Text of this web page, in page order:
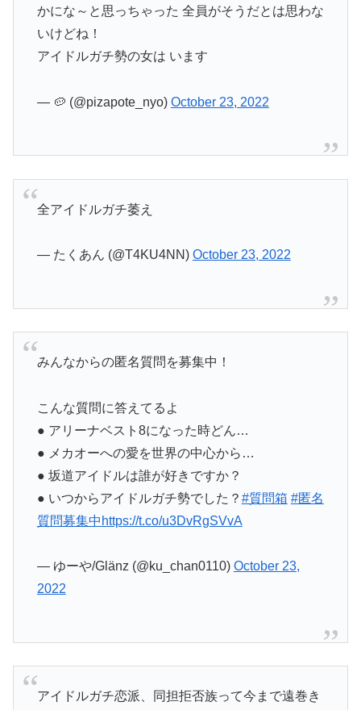
かにな～と思っちゃった 全員がそうだとは思わな
いけどね！
アイドルガチ勢の女は います
— 🥔 (@pizapote_nyo) October 23, 2022
全アイドルガチ萎え
— たくあん (@T4KU4NN) October 23, 2022
みんなからの匿名質問を募集中！
こんな質問に答えてるよ
● アリーナベスト8になった時どん…
● メカオーへの愛を世界の中心から…
● 坂道アイドルは誰が好きですか？
● いつからアイドルガチ勢でした？ #質問箱 #匿名
質問募集中 https://t.co/u3DvRgSVvA
— ゆーや/Glänz (@ku_chan0110) October 23,
2022
アイドルガチ恋派、同担拒否族って今まで遠巻き